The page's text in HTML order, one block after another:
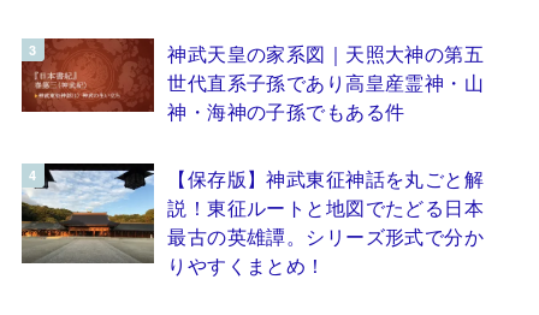
神武天皇の家系図｜天照大神の第五
世代直系子孫であり高皇産霊神・山
神・海神の子孫でもある件
【保存版】神武東征神話を丸ごと解
説！東征ルートと地図でたどる日本
最古の英雄譚。シリーズ形式で分か
りやすくまとめ！